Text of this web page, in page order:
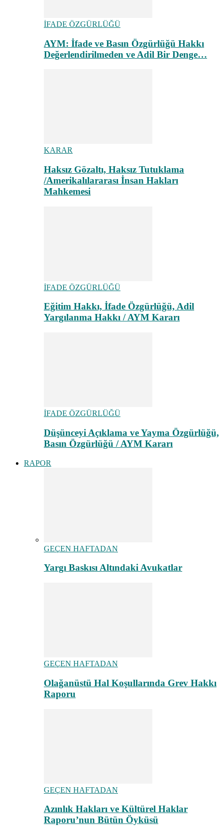
İFADE ÖZGÜRLÜĞÜ
AYM: İfade ve Basın Özgürlüğü Hakkı
Değerlendirilmeden ve Adil Bir Denge…
KARAR
Haksız Gözaltı, Haksız Tutuklama
/Amerikalılararası İnsan Hakları
Mahkemesi
İFADE ÖZGÜRLÜĞÜ
Eğitim Hakkı, İfade Özgürlüğü, Adil
Yargılanma Hakkı / AYM Kararı
İFADE ÖZGÜRLÜĞÜ
Düşünceyi Açıklama ve Yayma Özgürlüğü,
Basın Özgürlüğü / AYM Kararı
RAPOR
GEÇEN HAFTADAN
Yargı Baskısı Altındaki Avukatlar
GEÇEN HAFTADAN
Olağanüstü Hal Koşullarında Grev Hakkı
Raporu
GEÇEN HAFTADAN
Azınlık Hakları ve Kültürel Haklar
Raporu’nun Bütün Öyküsü